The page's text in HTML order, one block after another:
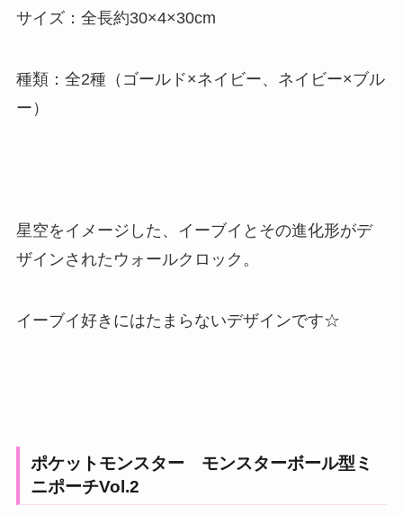
サイズ：全長約30×4×30cm
種類：全2種（ゴールド×ネイビー、ネイビー×ブル
ー）
星空をイメージした、イーブイとその進化形がデ
ザインされたウォールクロック。
イーブイ好きにはたまらないデザインです☆
ポケットモンスター モンスターボール型ミ
ニポーチVol.2